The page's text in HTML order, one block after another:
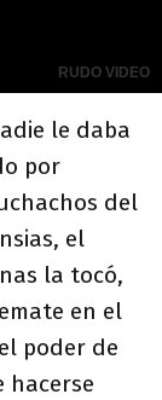
le daba
por
del
el
la tocó,
en el
poder de
hacerse